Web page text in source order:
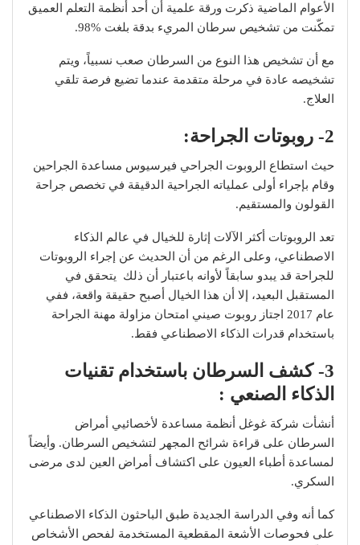
الأعوام الماضية ذكرت ورقة علمية أن أحد أنظمة التعلم العميق
تمكّنت من تشخيص سرطان المريء بدقة بلغت %98.
مع أن تشخيص هذا النوع من السرطان صعب نسبياً، ويتم
تشخيصه عادة في مرحلة متقدمة عندما تضيع فرصة تلقي
العلاج.
2- روبوتات الجراحة:
حيث استطاع الروبوت الجراحي فيرسيوس مساعدة الجراحين
وقام بإجراء أولى عملياته الجراحية الدقيقة في تخصص جراحة
القولون والمستقيم.
تعد الروبوتات أكثر الآلات إثارة للخيال في عالم الذكاء
الاصطناعي، وعلى الرغم من أن الحديث عن إجراء الروبوتات
للجراحة قد يبدو سابقاً لأوانه باعتبار أن ذلك يتحقق في
المستقبل البعيد، إلا أن هذا الخيال أصبح حقيقة واقعة، ففي
عام 2017 اجتاز روبوت صيني امتحان مزاولة مهنة الجراحة
باستخدام قدرات الذكاء الاصطناعي فقط.
3- كشف السرطان باستخدام تقنيات
الذكاء الصنعي :
أنشأت شركة غوغل أنظمة مساعدة لأخصائيي أمراض
السرطان على قراءة شرائح المجهر لتشخيص السرطان. وأيضاً
لمساعدة أطباء العيون على اكتشاف أمراض العين لدى مرضى
السكري.
كما أنه وفي الدراسة الجديدة طبق الباحثون الذكاء الاصطناعي
على فحوصات الأشعة المقطعية المستخدمة لفحص الأشخاص